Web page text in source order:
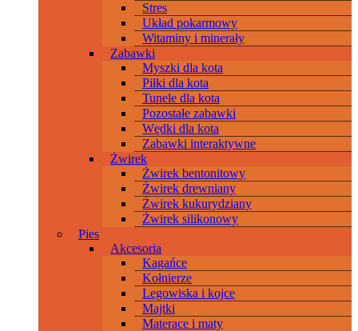
Stres
Układ pokarmowy
Witaminy i minerały
Zabawki
Myszki dla kota
Piłki dla kota
Tunele dla kota
Pozostałe zabawki
Wędki dla kota
Zabawki interaktywne
Żwirek
Żwirek bentonitowy
Żwirek drewniany
Żwirek kukurydziany
Żwirek silikonowy
Pies
Akcesoria
Kagańce
Kołnierze
Legowiska i kojce
Majtki
Materace i maty